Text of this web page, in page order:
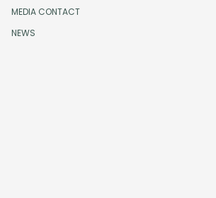
MEDIA CONTACT
NEWS